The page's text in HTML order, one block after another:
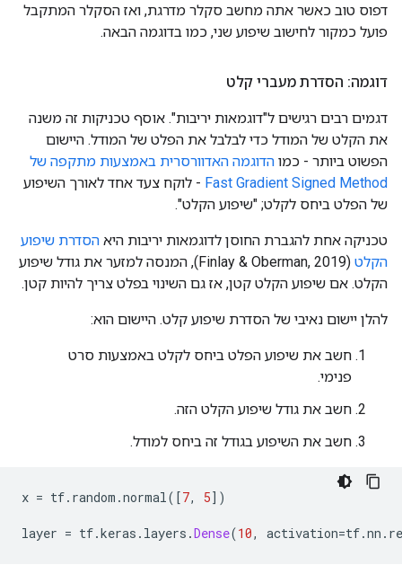
דפוס טוב כאשר אתה מחשב סקלר מדרגת, ואז הסקלר המתקבל
פועל כמקור לחישוב שיפוע שני, כמו בדוגמה הבאה.
דוגמה: הסדרת מעברי קלט
דגמים רבים רגישים ל"דוגמאות יריבות". אוסף טכניקות זה משנה
את הקלט של המודל כדי לבלבל את הפלט של המודל. היישום
הפשוט ביותר - כמו הדוגמה האדוורסרית באמצעות מתקפה של
Fast Gradient Signed Method - לוקח צעד אחד לאורך השיפוע
של הפלט ביחס לקלט; "שיפוע הקלט".
טכניקה אחת להגברת החוסן לדוגמאות יריבות היא הסדרת שיפוע
הקלט
(Finlay & Oberman, 2019), המנסה למזער את גודל שיפוע
הקלט. אם שיפוע הקלט קטן, אז גם השינוי בפלט צריך להיות קטן.
להלן יישום נאיבי של הסדרת שיפוע קלט. היישום הוא:
חשב את שיפוע הפלט ביחס לקלט באמצעות סרט
פנימי.
חשב את גודל שיפוע הקלט הזה.
חשב את השיפוע בגודל זה ביחס למודל.
x = tf. random .normal([7, 5])
layer = tf.keras . layers .Dense(10, activation=tf.nn .